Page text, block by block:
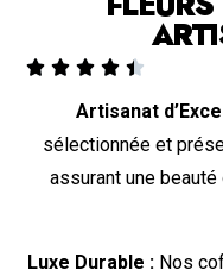
    
Artisanat
sélectionnée et
assurant une
Luxe Durable : Nos